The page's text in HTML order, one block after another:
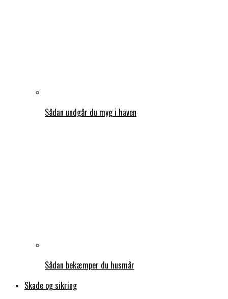
Sådan undgår du myg i haven
Sådan bekæmper du husmår
Skade og sikring